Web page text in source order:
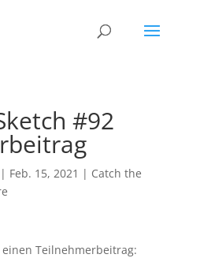
#92
| Feb. 15, 2021 | Catch the
Teilnehmerbeitrag: